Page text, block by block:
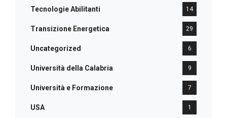
Tecnologie Abilitanti 14
Transizione Energetica 29
Uncategorized 6
Università della Calabria 9
Università e Formazione 7
USA 1